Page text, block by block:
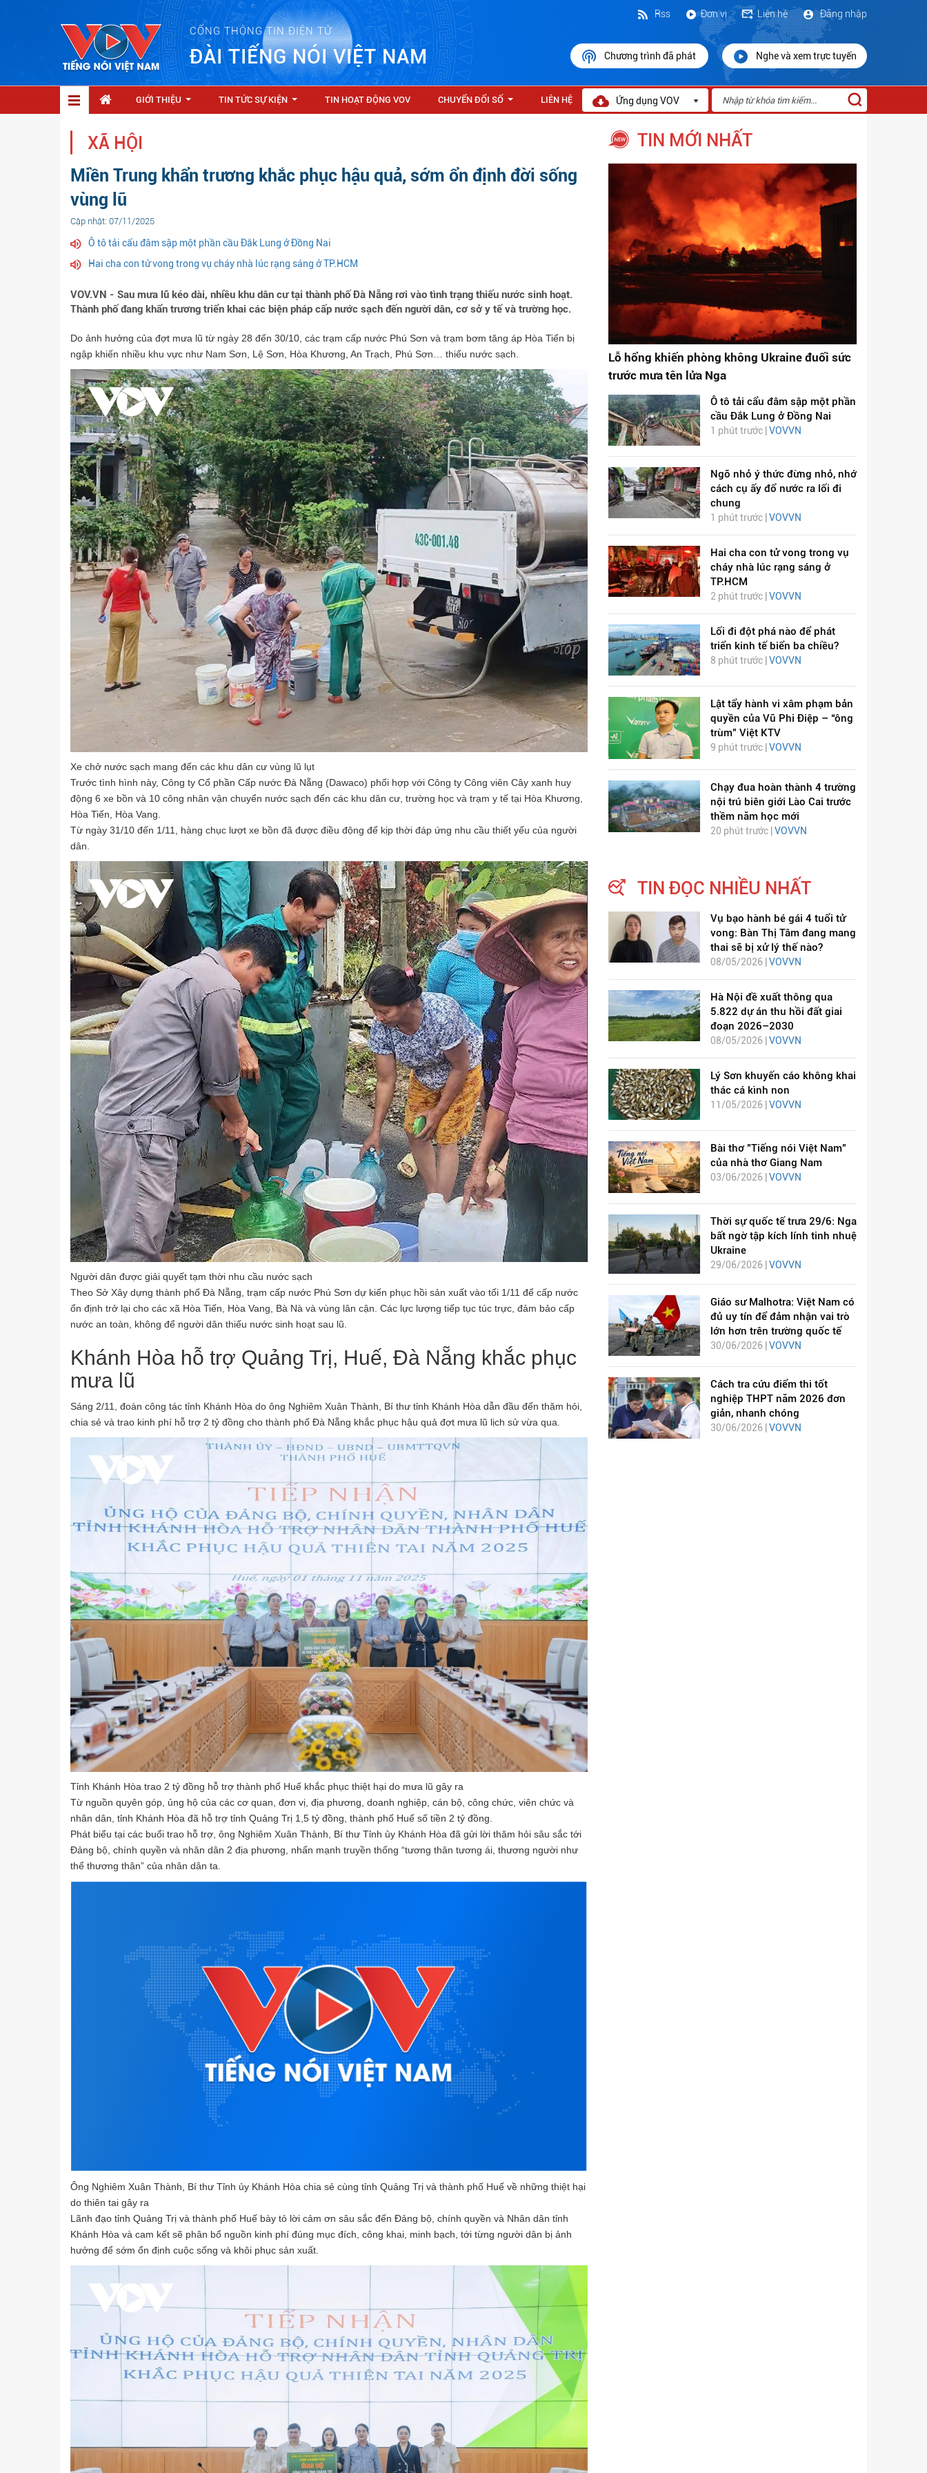
CỔNG THÔNG TIN ĐIỆN TỬ
ĐÀI TIẾNG NÓI VIỆT NAM
Đăng nhập
Liên hệ
Đơn vị
Rss
Chương trình đã phát Nghe và xem trực tuyến
GIỚI THIỆU TIN TỨC SỰ KIỆN TIN HOẠT ĐỘNG VOV CHUYỂN ĐỔI SỐ LIÊN HỆ Ứng dụng VOV
XÃ HỘI
Miền Trung khẩn trương khắc phục hậu quả, sớm ổn định đời sống
vùng lũ
Cập nhật: 07/11/2025
Ô tô tải cẩu đâm sập một phần cầu Đắk Lung ở Đồng Nai
Hai cha con tử vong trong vụ cháy nhà lúc rạng sáng ở TP.HCM
VOV.VN - Sau mưa lũ kéo dài, nhiều khu dân cư tại thành phố Đà Nẵng rơi vào tình trạng thiếu nước sinh hoạt.
Thành phố đang khẩn trương triển khai các biện pháp cấp nước sạch đến người dân, cơ sở y tế và trường học.
Do ảnh hưởng của đợt mưa lũ từ ngày 28 đến 30/10, các trạm cấp nước Phú Sơn và trạm bơm tăng áp Hòa Tiến bị
ngập khiến nhiều khu vực như Nam Sơn, Lệ Sơn, Hòa Khương, An Trạch, Phú Sơn… thiếu nước sạch.
Xe chở nước sạch mang đến các khu dân cư vùng lũ lụt
Trước tình hình này, Công ty Cổ phần Cấp nước Đà Nẵng (Dawaco) phối hợp với Công ty Công viên Cây xanh huy
động 6 xe bồn và 10 công nhân vận chuyển nước sạch đến các khu dân cư, trường học và trạm y tế tại Hòa Khương,
Hòa Tiến, Hòa Vang.
Từ ngày 31/10 đến 1/11, hàng chục lượt xe bồn đã được điều động để kịp thời đáp ứng nhu cầu thiết yếu của người
dân.
Người dân được giải quyết tạm thời nhu cầu nước sạch
Theo Sở Xây dựng thành phố Đà Nẵng, trạm cấp nước Phú Sơn dự kiến phục hồi sản xuất vào tối 1/11 để cấp nước
ổn định trở lại cho các xã Hòa Tiến, Hòa Vang, Bà Nà và vùng lân cận. Các lực lượng tiếp tục túc trực, đảm bảo cấp
nước an toàn, không để người dân thiếu nước sinh hoạt sau lũ.
Khánh Hòa hỗ trợ Quảng Trị, Huế, Đà Nẵng khắc phục
mưa lũ
Sáng 2/11, đoàn công tác tỉnh Khánh Hòa do ông Nghiêm Xuân Thành, Bí thư tỉnh Khánh Hòa dẫn đầu đến thăm hỏi,
chia sẻ và trao kinh phí hỗ trợ 2 tỷ đồng cho thành phố Đà Nẵng khắc phục hậu quả đợt mưa lũ lịch sử vừa qua.
Tỉnh Khánh Hòa trao 2 tỷ đồng hỗ trợ thành phố Huế khắc phục thiệt hại do mưa lũ gây ra
Từ nguồn quyên góp, ủng hộ của các cơ quan, đơn vị, địa phương, doanh nghiệp, cán bộ, công chức, viên chức và
nhân dân, tỉnh Khánh Hòa đã hỗ trợ tỉnh Quảng Trị 1,5 tỷ đồng, thành phố Huế số tiền 2 tỷ đồng.
Phát biểu tại các buổi trao hỗ trợ, ông Nghiêm Xuân Thành, Bí thư Tỉnh ủy Khánh Hòa đã gửi lời thăm hỏi sâu sắc tới
Đảng bộ, chính quyền và nhân dân 2 địa phương, nhấn mạnh truyền thống “tương thân tương ái, thương người như
thể thương thân” của nhân dân ta.
Ông Nghiêm Xuân Thành, Bí thư Tỉnh ủy Khánh Hòa chia sẻ cùng tỉnh Quảng Trị và thành phố Huế về những thiệt hại
do thiên tai gây ra
Lãnh đạo tỉnh Quảng Trị và thành phố Huế bày tỏ lời cảm ơn sâu sắc đến Đảng bộ, chính quyền và Nhân dân tỉnh
Khánh Hòa và cam kết sẽ phân bổ nguồn kinh phí đúng mục đích, công khai, minh bạch, tới từng người dân bị ảnh
hưởng để sớm ổn định cuộc sống và khôi phục sản xuất.
TIN MỚI NHẤT
Lỗ hổng khiến phòng không Ukraine đuối sức
trước mưa tên lửa Nga
Ô tô tải cẩu đâm sập một phần
cầu Đắk Lung ở Đồng Nai
1 phút trước | VOVVN
Ngõ nhỏ ý thức đừng nhỏ, nhớ
cách cụ ấy đổ nước ra lối đi
chung
1 phút trước | VOVVN
Hai cha con tử vong trong vụ
cháy nhà lúc rạng sáng ở
TP.HCM
2 phút trước | VOVVN
Lối đi đột phá nào để phát
triển kinh tế biển ba chiều?
8 phút trước | VOVVN
Lật tẩy hành vi xâm phạm bản
quyền của Vũ Phi Điệp – “ông
trùm” Việt KTV
9 phút trước | VOVVN
Chạy đua hoàn thành 4 trường
nội trú biên giới Lào Cai trước
thềm năm học mới
20 phút trước | VOVVN
TIN ĐỌC NHIỀU NHẤT
Vụ bạo hành bé gái 4 tuổi tử
vong: Bàn Thị Tâm đang mang
thai sẽ bị xử lý thế nào?
08/05/2026 | VOVVN
Hà Nội đề xuất thông qua
5.822 dự án thu hồi đất giai
đoạn 2026–2030
08/05/2026 | VOVVN
Lý Sơn khuyến cáo không khai
thác cá kình non
11/05/2026 | VOVVN
Bài thơ "Tiếng nói Việt Nam"
của nhà thơ Giang Nam
03/06/2026 | VOVVN
Thời sự quốc tế trưa 29/6: Nga
bất ngờ tập kích lính tinh nhuệ
Ukraine
29/06/2026 |VOVVN
Giáo sư Malhotra: Việt Nam có
đủ uy tín để đảm nhận vai trò
lớn hơn trên trường quốc tế
30/06/2026 | VOVVN
Cách tra cứu điểm thi tốt
nghiệp THPT năm 2026 đơn
giản, nhanh chóng
30/06/2026 | VOVVN